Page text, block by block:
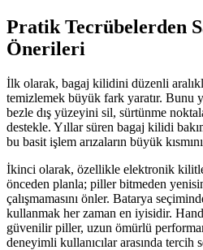
Pratik Tecrübelerden
Önerileri
İlk olarak, bagaj kilidini düzenli
temizlemek büyük fark yaratır. Bunu
bezle dış yüzeyini sil, sürtünme
destekle. Yıllar süren bagaj kilidi
bu basit işlem arızaların büyük
İkinci olarak, özellikle elektronik
önceden planla; piller bitmeden
çalışmamasını önler. Batarya
kullanmak her zaman en iyisidir.
güvenilir piller, uzun ömürlü
deneyimli kullanıcılar arasında tercih